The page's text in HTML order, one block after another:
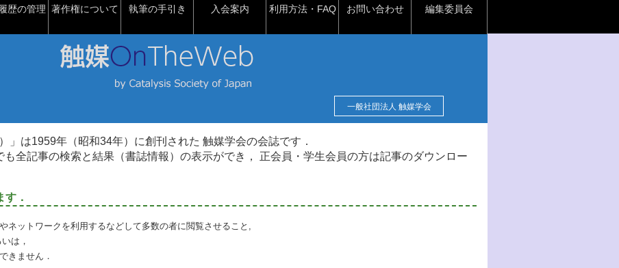
歴の管理 著作権について 執筆の手引き 入会案内 利用方法・FAQ お問い合わせ 編集委員会
一般社団法人 触媒学会
」は1959年（昭和34年）に創刊された 触媒学会の会誌です．
全記事の検索と結果（書誌情報）の表示ができ， 正会員・学生会員の方は記事のダウンロー
．
ネットワークを利用するなどして多数の者に閲覧させること,
は，
きません．